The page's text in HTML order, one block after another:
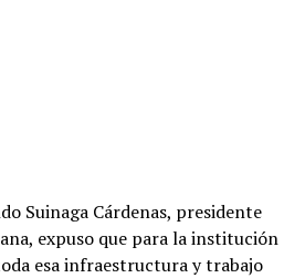
Suinaga Cárdenas, presidente
expuso que para la institución
esa infraestructura y trabajo